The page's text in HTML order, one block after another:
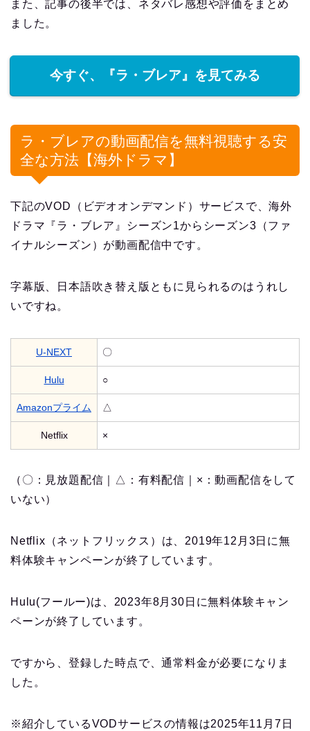
また、記事の後半では、ネタバレ感想や評価をまとめ
ました。
今すぐ、『ラ・ブレア』を見てみる
ラ・ブレアの動画配信を無料視聴する安
全な方法【海外ドラマ】
下記のVOD（ビデオオンデマンド）サービスで、海外
ドラマ『ラ・ブレア』シーズン1からシーズン3（ファ
イナルシーズン）が動画配信中です。
字幕版、日本語吹き替え版ともに見られるのはうれし
いですね。
U-NEXT 〇
Hulu ○
Amazonプライム △
Netflix ×
（〇：見放題配信｜△：有料配信｜×：動画配信をして
いない）
Netflix（ネットフリックス）は、2019年12月3日に無
料体験キャンペーンが終了しています。
Hulu(フールー)は、2023年8月30日に無料体験キャン
ペーンが終了しています。
ですから、登録した時点で、通常料金が必要になりま
した。
※紹介しているVODサービスの情報は2025年11月7日